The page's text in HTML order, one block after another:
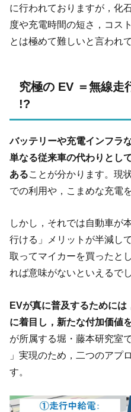
に行われておりますが，化
度や充電時間の短さ，コス
とは極めて難しいと言われ
究極の EV ＝無線走
!?
バッテリーや充電インフラ
単なる従来車の代わりとし
あることが分かります。現
での利用や，こまめな充電
しかし，それでは自動車が
行ける」メリットが半減し
取ってマイカーを買ったと
れば意味がないといえるでし
EVが真に普及するために
に着目し，新たな付加価値
が所属する堀・藤本研究室
」実現のため，二つのアプ
す。